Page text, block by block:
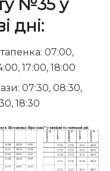
№35 у
дні:
07:00,
17:00, 18:00
07:30, 08:30,
18:30